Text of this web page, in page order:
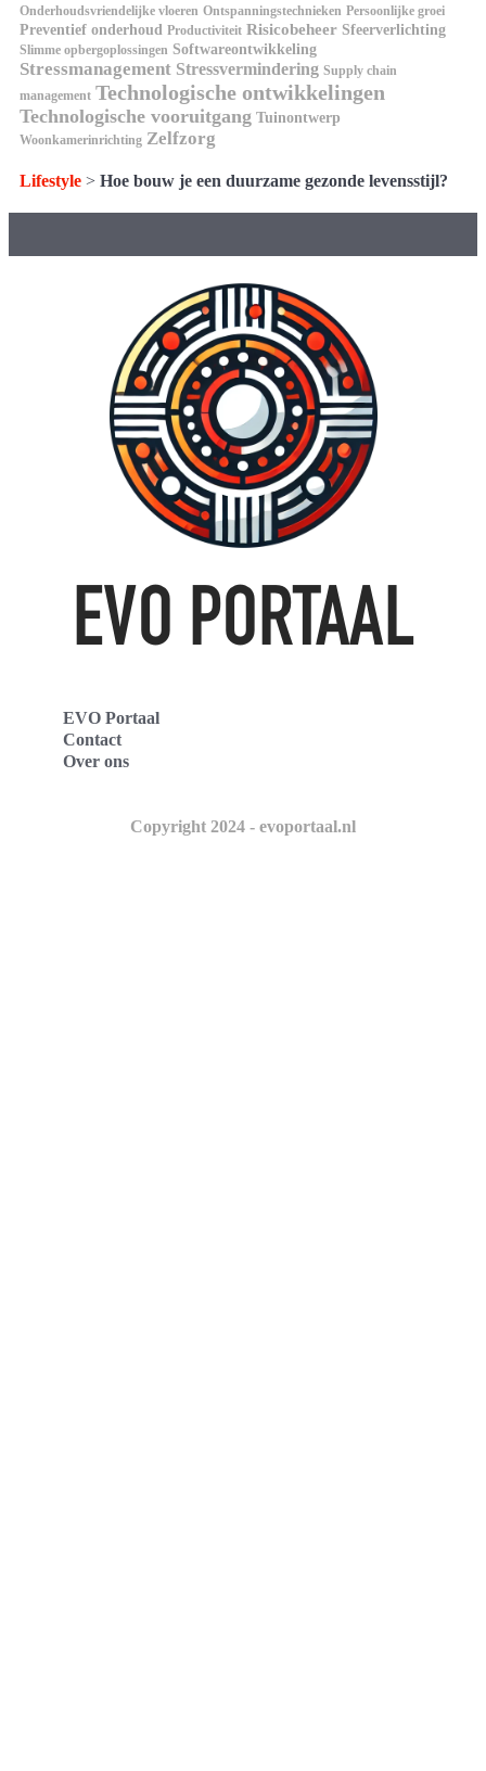
Onderhoudsvriendelijke vloeren Ontspanningstechnieken Persoonlijke groei
Preventief onderhoud Productiviteit Risicobeheer Sfeerverlichting
Slimme opbergoplossingen Softwareontwikkeling
Stressmanagement Stressvermindering Supply chain
management Technologische ontwikkelingen
Technologische vooruitgang Tuinontwerp
Woonkamerinrichting Zelfzorg
Lifestyle > Hoe bouw je een duurzame gezonde levensstijl?
EVO Portaal
Contact
Over ons
Copyright 2024 - evoportaal.nl